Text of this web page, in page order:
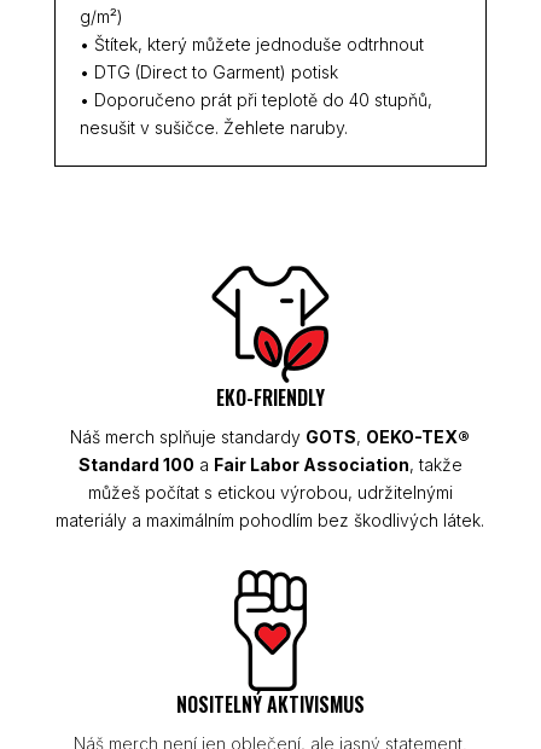
g/m²)
• Štítek, který můžete jednoduše odtrhnout
• DTG (Direct to Garment) potisk
• Doporučeno prát při teplotě do 40 stupňů,
nesušit v sušičce. Žehlete naruby.
EKO-FRIENDLY
Náš merch splňuje standardy GOTS, OEKO-TEX®
Standard 100 a Fair Labor Association, takže
můžeš počítat s etickou výrobou, udržitelnými
materiály a maximálním pohodlím bez škodlivých látek.
NOSITELNÝ AKTIVISMUS
Náš merch není jen oblečení, ale jasný statement.